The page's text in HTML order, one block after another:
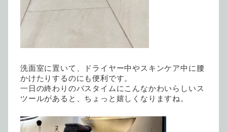
洗面室に置いて、ドライヤー中やスキンケア中に腰
かけたりするのにも便利です。
一日の終わりのバスタイムにこんなかわいらしいス
ツールがあると、 ちょっと嬉しくなりますね。